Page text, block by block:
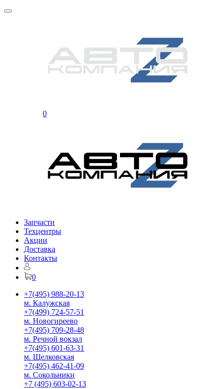
0
Запчасти
Техцентры
Акции
Доставка
Контакты
0
+7(495) 988-20-13
м. Калужская
+7(499) 724-57-51
м. Новогиреево
+7(495) 709-28-48
м. Речной вокзал
+7(495) 601-63-31
м. Щелковская
+7(495) 462-41-09
м. Сокольники
+7 (495) 603-02-13